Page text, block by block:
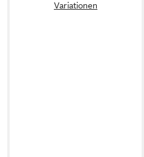
Variationen